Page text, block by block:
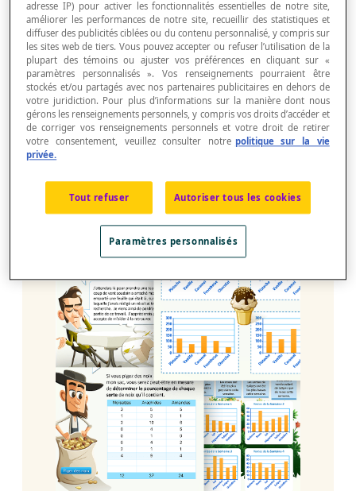
restaurer un nouvel élément de la cité de
Mathlantis.
Les élèves vont mettre leurs connaissances à
rude épreuve dans cette nouvelle mission
Netmaths. Ils doivent notamment analyser
des graphiques pour un vendeur de crème
molle, interpréter des graphiques pour un
fleuriste, explorer une carte avec un passant
pour un livreur de marchandises. Chaque fois
que les élèves réussissent une tâche, ils
la formule.
adresse IP) pour activer les fonctionnalités essentielles de notre site,
améliorer les performances de notre site, recueillir des statistiques et
diffuser des publicités ciblées ou du contenu personnalisé, y compris sur
les sites web de tiers. Vous pouvez accepter ou refuser l’utilisation de la
plupart des témoins ou ajuster vos préférences en cliquant sur «
paramètres personnalisés ». Vos renseignements pourraient être
stockés et/ou partagés avec nos partenaires publicitaires en dehors de
votre juridiction. Pour plus d’informations sur la manière dont nous
gérons les renseignements personnels, y compris vos droits d’accéder et
de corriger vos renseignements personnels et votre droit de retirer
votre consentement, veuillez consulter notre politique sur la vie
privée.
Tout refuser Autoriser tous les cookies
Paramètres personnalisés